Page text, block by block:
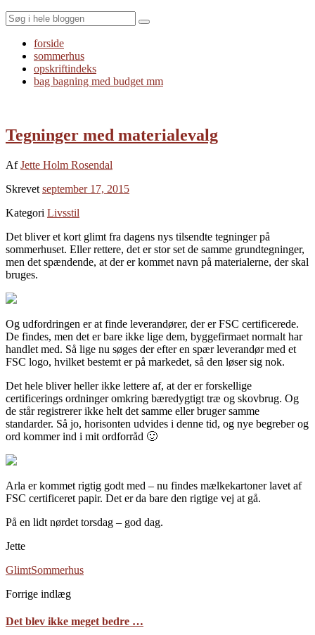
Search
forside
sommerhus
opskriftindeks
bag bagning med budget mm
Tegninger med materialevalg
AfJette Holm Rosendal
Skrevet september 17, 2015
Kategori Livsstil
Det bliver et kort glimt fra dagens nys tilsendte tegninger på
sommerhuset. Eller rettere, det er stor set de samme grundtegninger,
men det spændende, at der er kommet navn på materialerne, der skal
bruges.
Og udfordringen er at finde leverandører, der er FSC certificerede.
De findes, men det er bare ikke lige dem, byggefirmaet normalt har
handlet med. Så lige nu søges der efter en spær leverandør med et
FSC logo, hvilket bestemt er på markedet, så den løser sig nok.
Det hele bliver heller ikke lettere af, at der er forskellige
certificerings ordninger omkring bæredygtigt træ og skovbrug. Og
de står registrerer ikke helt det samme eller bruger samme
standarder. Så jo, horisonten udvides i denne tid, og nye begreber og
ord kommer ind i mit ordforråd 🙂
Arla er kommet rigtig godt med – nu findes mælkekartoner lavet af
FSC certificeret papir. Det er da bare den rigtige vej at gå.
På en lidt nørdet torsdag – god dag.
Jette
GlimtSommerhus
Forrige indlæg
Det blev ikke meget bedre …